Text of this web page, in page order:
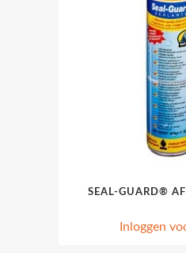
SEAL-GUARD®
Inloggen